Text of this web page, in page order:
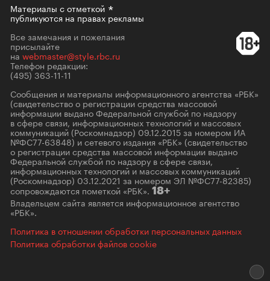
Материалы сотметкой
публикуются на правах рекламы
Все замечания и пожелания
присылайте
на webmaster@style.rbc.ru
Телефон редакции:
(495) 363-11-11
Сообщения и материалы информационного агентства «РБК»
(свидетельство о регистрации средства массовой
информации выдано Федеральной службой по надзору
в сфере связи, информационных технологий и массовых
коммуникаций (Роскомнадзор) 09.12.2015 за номером ИА
№ФС77-63848) и сетевого издания «РБК» (свидетельство
о регистрации средства массовой информации выдано
Федеральной службой по надзору в сфере связи,
информационных технологий и массовых коммуникаций
(Роскомнадзор) 03.12.2021 за номером ЭЛ №ФС77-82385)
сопровождаются пометкой «РБК». 18+
Владельцем сайта является информационное агентство
«РБК».
Политика в отношении обработки персональных данных
Политика обработки файлов cookie